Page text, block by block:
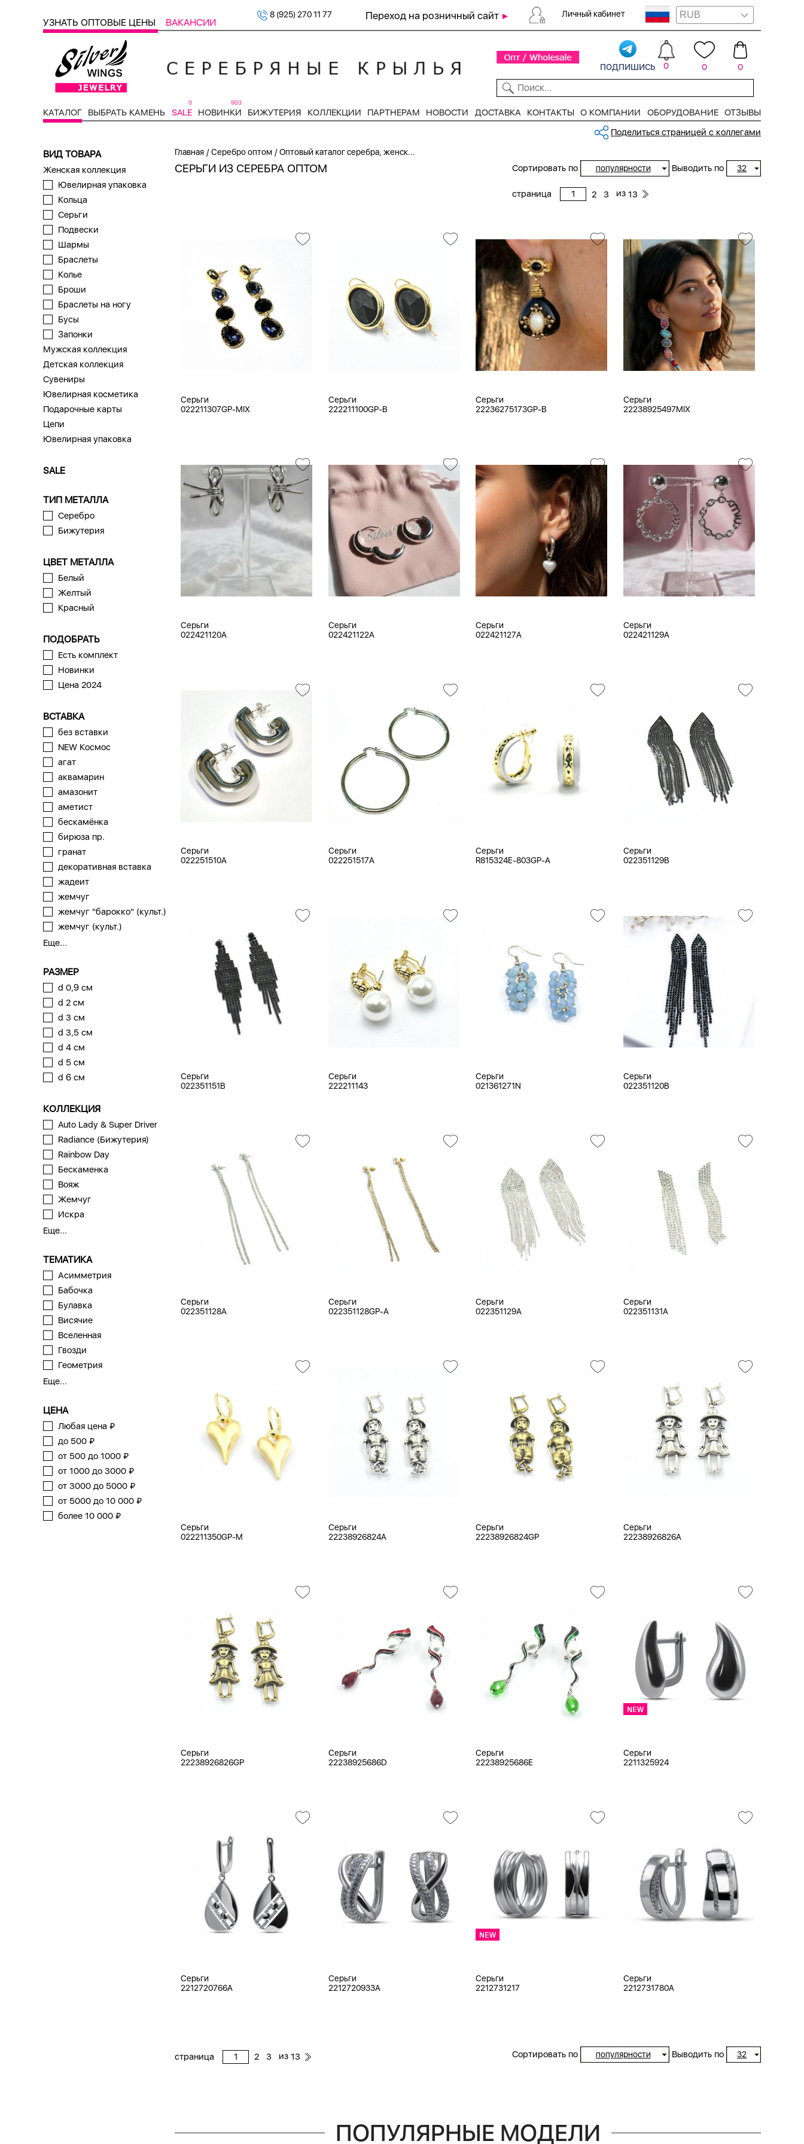
УЗНАТЬ ОПТОВЫЕ ЦЕНЫ ВАКАНСИИ
8 (925) 270 11 77 Переход на розничный сайт Личный кабинет
подпишись 0 0 0
КАТАЛОГ ВЫБРАТЬ КАМЕНЬ SALE
0
НОВИНКИ
903
БИЖУТЕРИЯ КОЛЛЕКЦИИ ПАРТНЕРАМ НОВОСТИ ДОСТАВКА КОНТАКТЫ О КОМПАНИИ ОБОРУДОВАНИЕ ОТЗЫВЫ
Поделиться страницей с коллегами
ВИД ТОВАРА
Женская коллекция
Ювелирная упаковка
Кольца
Серьги
Подвески
Шармы
Браслеты
Колье
Броши
Браслеты на ногу
Бусы
Запонки
Мужская коллекция
Детская коллекция
Сувениры
Ювелирная косметика
Подарочные карты
Цепи
Ювелирная упаковка
SALE
ТИП МЕТАЛЛА
Серебро
Бижутерия
ЦВЕТ МЕТАЛЛА
Белый
Желтый
Красный
ПОДОБРАТЬ
Есть комплект
Новинки
Цена 2024
ВСТАВКА
без вставки
NEW Космос
агат
аквамарин
амазонит
аметист
бескамёнка
бирюза пр.
гранат
декоративная вставка
жадеит
жемчуг
жемчуг "барокко" (культ.)
жемчуг (культ.)
Еще...
РАЗМЕР
d 0,9 см
d 2 см
d 3 см
d 3,5 см
d 4 см
d 5 см
d 6 см
КОЛЛЕКЦИЯ
Auto Lady & Super Driver
Radiance (Бижутерия)
Rainbow Day
Бескаменка
Вояж
Жемчуг
Искра
Еще...
ТЕМАТИКА
Асимметрия
Бабочка
Булавка
Висячие
Вселенная
Гвозди
Геометрия
Еще...
ЦЕНА
Любая цена ₽
до 500 ₽
от 500 до 1000 ₽
от 1000 до 3000 ₽
от 3000 до 5000 ₽
от 5000 до 10 000 ₽
более 10 000 ₽
Главная /Серебро оптом /Оптовый каталог серебра, женск...
СЕРЬГИ ИЗ СЕРЕБРА ОПТОМ Сортировать по популярности Выводить по 32
страница 2 3 из 13
Серьги
022211307GP-MIX
Серьги
222211100GP-B
Серьги
22236275173GP-B
Серьги
22238925497MIX
Серьги
022421120A
Серьги
022421122A
Серьги
022421127A
Серьги
022421129A
Серьги
022251510A
Серьги
022251517A
Серьги
R815324E-803GP-A
Серьги
022351129B
Серьги
022351151B
Серьги
222211143
Серьги
021361271N
Серьги
022351120B
Серьги
022351128A
Серьги
022351128GP-A
Серьги
022351129A
Серьги
022351131A
Серьги
022211350GP-M
Серьги
22238926824A
Серьги
22238926824GP
Серьги
22238926826A
Серьги
22238926826GP
Серьги
22238925686D
Серьги
22238925686E
Серьги
2211325924
Серьги
2212720766A
Серьги
2212720933A
Серьги
2212731217
Серьги
2212731780A
Сортировать по популярности Выводить по 32
страница 2 3 из 13
ПОПУЛЯРНЫЕ МОДЕЛИ